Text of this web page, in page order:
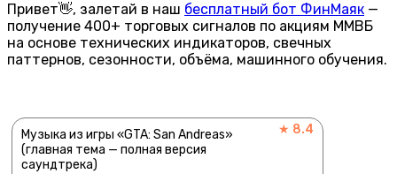
Привет👋, залетай в наш бесплатный бот ФинМаяк —
получение 400+ торговых сигналов по акциям ММВБ
на основе технических индикаторов, свечных
паттернов, сезонности, объёма, машинного обучения.
Музыка из игры «GTA: San Andreas»
(главная тема — полная версия
саундтрека)
★ 8.4